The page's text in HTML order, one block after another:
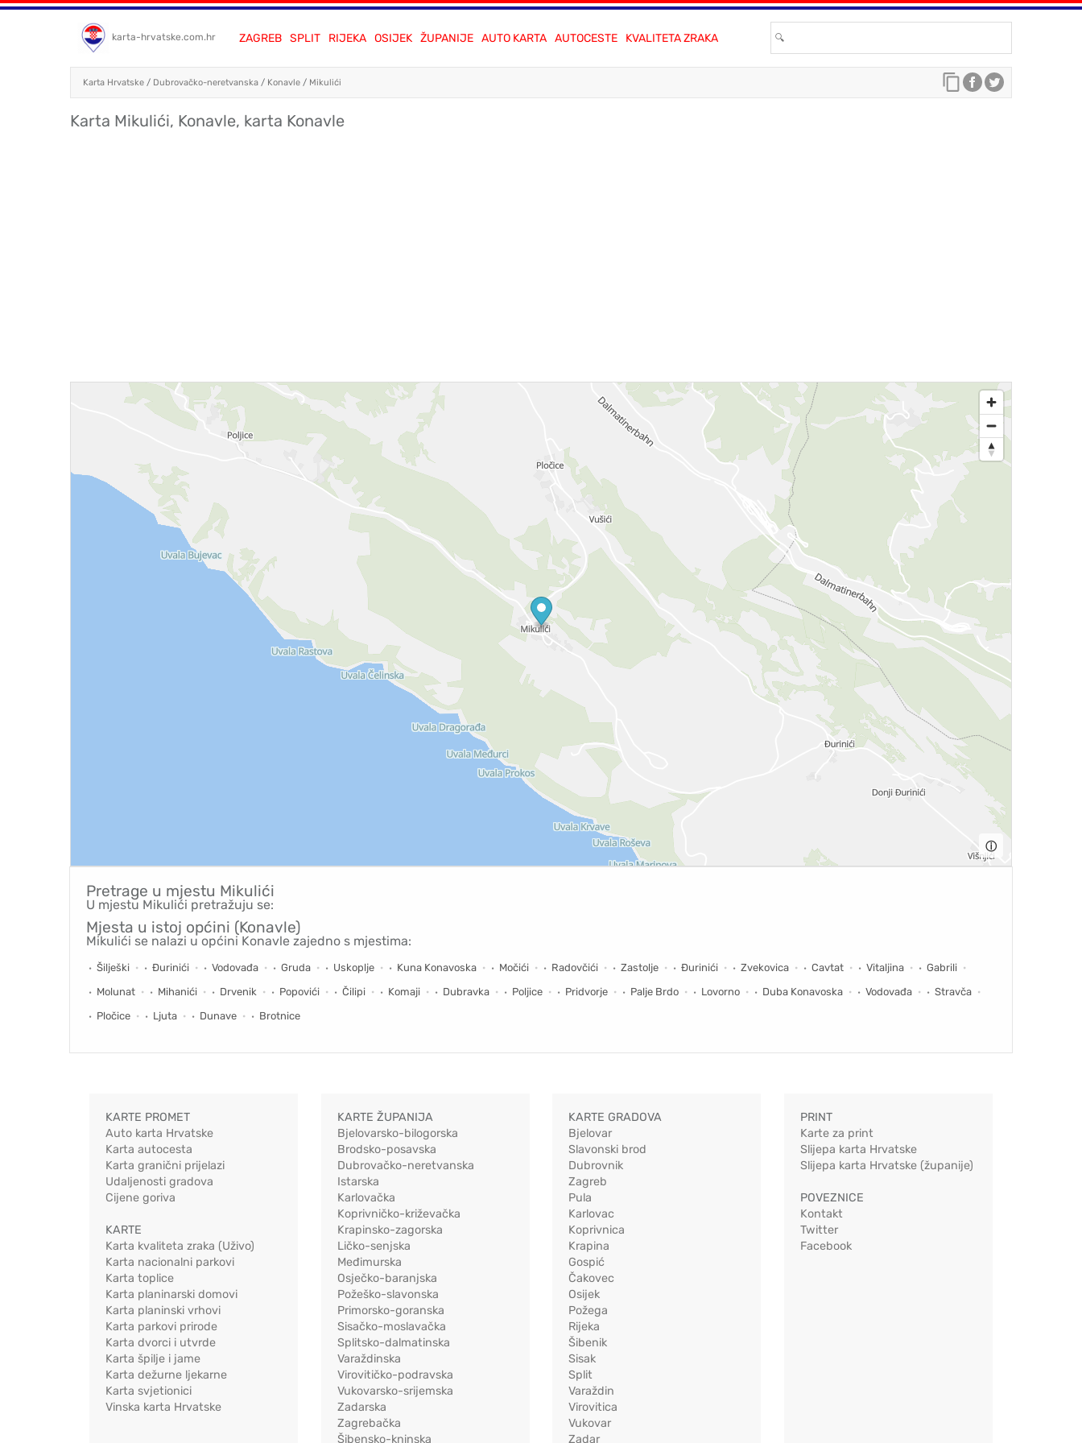
karta-hrvatske.com.hr ZAGREB SPLIT RIJEKA OSIJEK ŽUPANIJE AUTO KARTA AUTOCESTE KVALITETA ZRAKA
Karta Hrvatske / Dubrovačko-neretvanska / Konavle / Mikulići
Karta Mikulići, Konavle, karta Konavle
ⓘ
Pretrage u mjestu Mikulići
U mjestu Mikulići pretražuju se:
Mjesta u istoj općini (Konavle)
Mikulići se nalazi u općini Konavle zajedno s mjestima:
Šilješki Đurinići Vodovađa Gruda Uskoplje Kuna Konavoska Močići Radovčići Zastolje Đurinići Zvekovica Cavtat Vitaljina
Gabrili
Molunat
Mihanići Drvenik Popovići Čilipi Komaji Dubravka Poljice Pridvorje Palje Brdo Lovorno Duba Konavoska Vodovađa
Stravča
Pločice
Ljuta Dunave Brotnice
KARTE PROMET
Auto karta Hrvatske
Karta autocesta
Karta granični prijelazi
Udaljenosti gradova
Cijene goriva
KARTE
Karta kvaliteta zraka (Uživo)
Karta nacionalni parkovi
Karta toplice
Karta planinarski domovi
Karta planinski vrhovi
Karta parkovi prirode
Karta dvorci i utvrde
Karta špilje i jame
Karta dežurne ljekarne
Karta svjetionici
Vinska karta Hrvatske
KARTE ŽUPANIJA
Bjelovarsko-bilogorska
Brodsko-posavska
Dubrovačko-neretvanska
Istarska
Karlovačka
Koprivničko-križevačka
Krapinsko-zagorska
Ličko-senjska
Međimurska
Osječko-baranjska
Požeško-slavonska
Primorsko-goranska
Sisačko-moslavačka
Splitsko-dalmatinska
Varaždinska
Virovitičko-podravska
Vukovarsko-srijemska
Zadarska
Zagrebačka
Šibensko-kninska
KARTE GRADOVA
Bjelovar
Slavonski brod
Dubrovnik
Zagreb
Pula
Karlovac
Koprivnica
Krapina
Gospić
Čakovec
Osijek
Požega
Rijeka
Šibenik
Sisak
Split
Varaždin
Virovitica
Vukovar
Zadar
PRINT
Karte za print
Slijepa karta Hrvatske
Slijepa karta Hrvatske (županije)
POVEZNICE
Kontakt
Twitter
Facebook